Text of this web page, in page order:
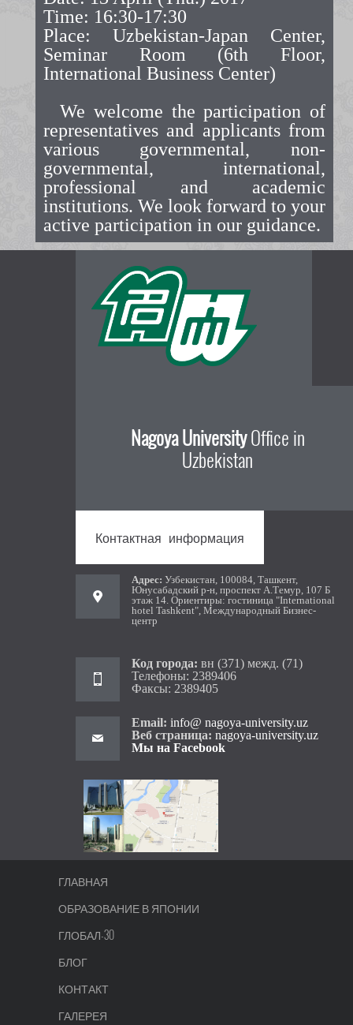
Time: 16:30-17:30
Place: Uzbekistan-Japan Center,
Seminar Room (6th Floor,
International Business Center)
We welcome the participation of
representatives and applicants from
various governmental, non-
governmental, international,
professional and academic
institutions. We look forward to your
active participation in our guidance.
Nagoya UniversityOffice in
Uzbekistan
Контактная информация
Aдрес: Узбекистан, 100084, Ташкент,
Юнусабадский р-н, проспект А.Темур, 107 Б
этаж 14. Ориентиры: гостиница "International
hotel Tashkent", Международный Бизнес-
центр
Код города: вн (371) межд. (71)
Телефоны: 2389406
Факсы: 2389405
Email: info@ nagoya-university.uz
Веб страница:nagoya-university.uz
Мы на Facebook
ГЛАВНАЯ
ОБРАЗОВАНИЕ В ЯПОНИИ
ГЛОБАЛ-30
БЛОГ
КОНТАКТ
ГАЛЕРЕЯ